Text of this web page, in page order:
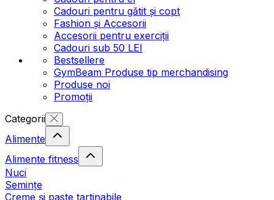
Cadouri pentru gătit și copt
Fashion și Accesorii
Accesorii pentru exerciții
Cadouri sub 50 LEI
Bestsellere
GymBeam Produse tip merchandising
Produse noi
Promoții
Categorii
Alimente
Alimente fitness
Nuci
Semințe
Creme și paste tartinabile